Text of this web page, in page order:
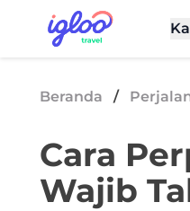
Skip to content
Igloo Blog
Beranda /
Cara
Wajib